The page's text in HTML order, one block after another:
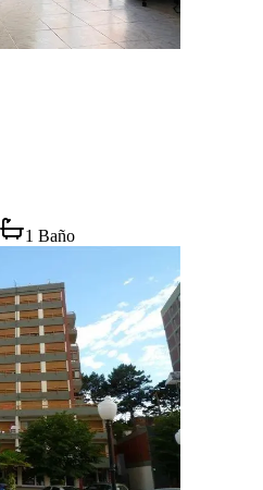
1 Baño